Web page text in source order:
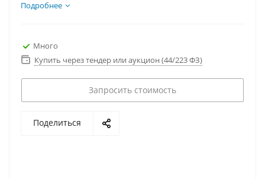
Подробнее
Много
Купить через тендер или аукцион (44/223 ФЗ)
Запросить стоимость
Поделиться